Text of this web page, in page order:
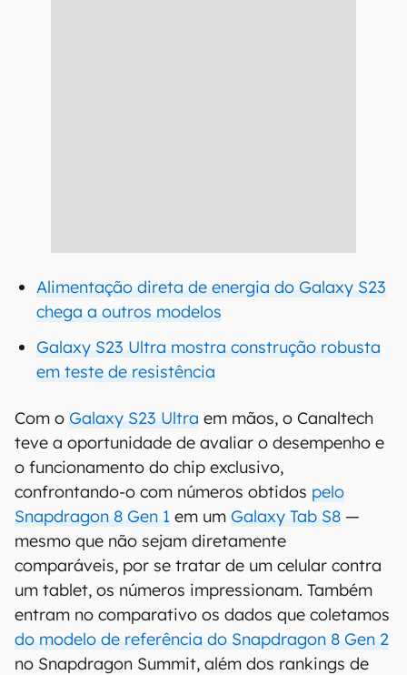
Alimentação direta de energia do Galaxy S23
chega a outros modelos
Galaxy S23 Ultra mostra construção robusta
em teste de resistência
Com o Galaxy S23 Ultra em mãos, o Canaltech
teve a oportunidade de avaliar o desempenho e
o funcionamento do chip exclusivo,
confrontando-o com números obtidos pelo
Snapdragon 8 Gen 1 em um Galaxy Tab S8 —
mesmo que não sejam diretamente
comparáveis, por se tratar de um celular contra
um tablet, os números impressionam. Também
entram no comparativo os dados que coletamos
do modelo de referência do Snapdragon 8 Gen 2
no Snapdragon Summit, além dos rankings de